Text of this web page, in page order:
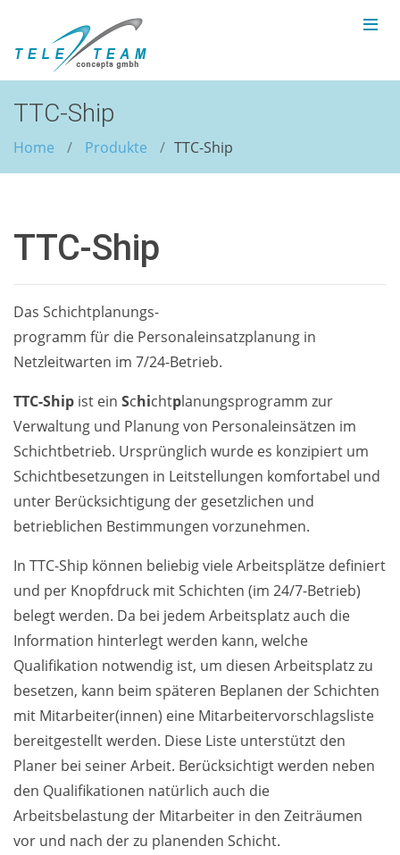
TTC-Ship
Home Produkte TTC-Ship
TTC-Ship
Das Schichtplanungs-
programm für die Personaleinsatzplanung in
Netzleitwarten im 7/24-Betrieb.
TTC-Ship ist ein Schichtplanungsprogramm zur
Verwaltung und Planung von Personaleinsätzen im
Schichtbetrieb. Ursprünglich wurde es konzipiert um
Schichtbesetzungen in Leitstellungen komfortabel und
unter Berücksichtigung der gesetzlichen und
betrieblichen Bestimmungen vorzunehmen.
In TTC-Ship können beliebig viele Arbeitsplätze definiert
und per Knopfdruck mit Schichten (im 24/7-Betrieb)
belegt werden. Da bei jedem Arbeitsplatz auch die
Information hinterlegt werden kann, welche
Qualifikation notwendig ist, um diesen Arbeitsplatz zu
besetzen, kann beim späteren Beplanen der Schichten
mit Mitarbeiter(innen) eine Mitarbeitervorschlagsliste
bereitgestellt werden. Diese Liste unterstützt den
Planer bei seiner Arbeit. Berücksichtigt werden neben
den Qualifikationen natürlich auch die
Arbeitsbelastung der Mitarbeiter in den Zeiträumen
vor und nach der zu planenden Schicht.